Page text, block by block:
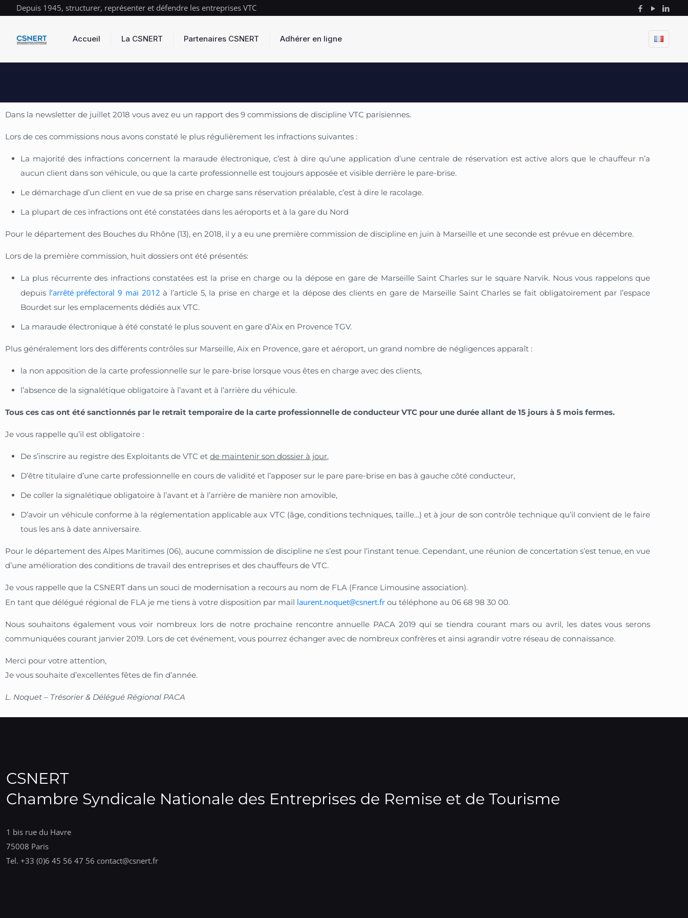
Depuis 1945, structurer, représenter et défendre les entreprises VTC
Accueil La CSNERT Partenaires CSNERT Adhérer en ligne
Dans la newsletter de juillet 2018 vous avez eu un rapport des 9 commissions de discipline VTC parisiennes.
Lors de ces commissions nous avons constaté le plus régulièrement les infractions suivantes :
La majorité des infractions concernent la maraude électronique, c’est à dire qu’une application d’une centrale de réservation est active alors que le chauffeur n’a
aucun client dans son véhicule, ou que la carte professionnelle est toujours apposée et visible derrière le pare-brise.
Le démarchage d’un client en vue de sa prise en charge sans réservation préalable, c’est à dire le racolage.
La plupart de ces infractions ont été constatées dans les aéroports et à la gare du Nord
Pour le département des Bouches du Rhône (13), en 2018, il y a eu une première commission de discipline en juin à Marseille et une seconde est prévue en décembre.
Lors de la première commission, huit dossiers ont été présentés:
La plus récurrente des infractions constatées est la prise en charge ou la dépose en gare de Marseille Saint Charles sur le square Narvik. Nous vous rappelons que
depuis l’arrêté préfectoral 9 mai 2012 à l’article 5, la prise en charge et la dépose des clients en gare de Marseille Saint Charles se fait obligatoirement par l’espace
Bourdet sur les emplacements dédiés aux VTC.
La maraude électronique à été constaté le plus souvent en gare d’Aix en Provence TGV.
Plus généralement lors des différents contrôles sur Marseille, Aix en Provence, gare et aéroport, un grand nombre de négligences apparaît :
la non apposition de la carte professionnelle sur le pare-brise lorsque vous êtes en charge avec des clients,
l’absence de la signalétique obligatoire à l’avant et à l’arrière du véhicule.
Tous ces cas ont été sanctionnés par le retrait temporaire de la carte professionnelle de conducteur VTC pour une durée allant de 15 jours à 5 mois fermes.
Je vous rappelle qu’il est obligatoire :
De s’inscrire au registre des Exploitants de VTC et de maintenir son dossier à jour,
D’être titulaire d’une carte professionnelle en cours de validité et l’apposer sur le pare pare-brise en bas à gauche côté conducteur,
De coller la signalétique obligatoire à l’avant et à l’arrière de manière non amovible,
D’avoir un véhicule conforme à la réglementation applicable aux VTC (âge, conditions techniques, taille…) et à jour de son contrôle technique qu’il convient de le faire
tous les ans à date anniversaire.
Pour le département des Alpes Maritimes (06), aucune commission de discipline ne s’est pour l’instant tenue. Cependant, une réunion de concertation s’est tenue, en vue
d’une amélioration des conditions de travail des entreprises et des chauffeurs de VTC.
Je vous rappelle que la CSNERT dans un souci de modernisation a recours au nom de FLA (France Limousine association).
En tant que délégué régional de FLA je me tiens à votre disposition par mail laurent.noquet@csnert.fr ou téléphone au 06 68 98 30 00.
Nous souhaitons également vous voir nombreux lors de notre prochaine rencontre annuelle PACA 2019 qui se tiendra courant mars ou avril, les dates vous serons
communiquées courant janvier 2019. Lors de cet événement, vous pourrez échanger avec de nombreux confrères et ainsi agrandir votre réseau de connaissance.
Merci pour votre attention,
Je vous souhaite d’excellentes fêtes de fin d’année.
L. Noquet – Trésorier & Délégué Régional PACA
CSNERT
Chambre Syndicale Nationale des Entreprises de Remise et de Tourisme
1 bis rue du Havre
75008 Paris
Tel. +33 (0)6 45 56 47 56 contact@csnert.fr